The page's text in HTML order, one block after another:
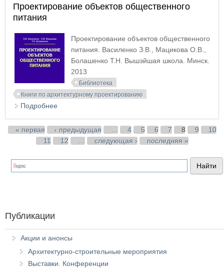
Проектирование объектов общественного
питания
Проектирование объектов общественного
питания. Василенко З.В., Мацикова О.В.,
Болашенко Т.Н. Вышэйшая школа. Минск.
2013
Библиотека
Книги по архитектурному проектированию
Подробнее
Страницы
« первая ‹ предыдущая 4 5 6 7 8 9
10
11
12 следующая › последняя »
Публикации
Акции и анонсы
Архитектурно-строительные мероприятия
Выставки. Конференции